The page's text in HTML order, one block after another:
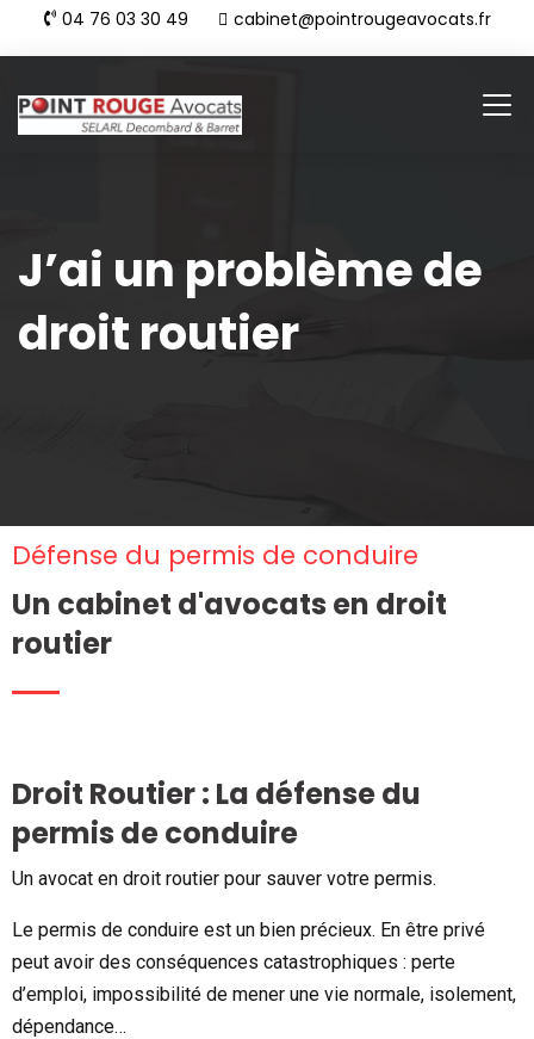
04 76 03 30 49 cabinet@pointrougeavocats.fr
J’ai un problème de
droit routier
Défense du permis de conduire
Un cabinet d'avocats en droit
routier
Droit Routier : La défense du
permis de conduire
Un avocat en droit routier pour sauver votre permis.
Le permis de conduire est un bien précieux. En être privé
peut avoir des conséquences catastrophiques : perte
d’emploi, impossibilité de mener une vie normale, isolement,
dépendance…